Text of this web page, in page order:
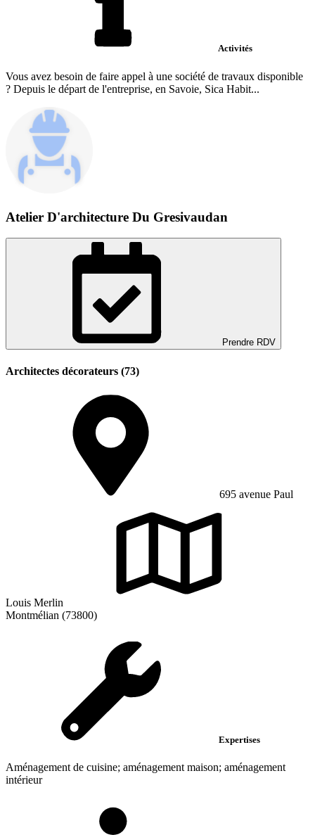
Activités
Vous avez besoin de faire appel à une société de travaux disponible
? Depuis le départ de l'entreprise, en Savoie, Sica Habit...
Atelier D'architecture Du Gresivaudan
Prendre RDV
Architectes décorateurs (73)
695 avenue Paul
Louis Merlin
Montmélian (73800)
Expertises
Aménagement de cuisine; aménagement maison; aménagement
intérieur